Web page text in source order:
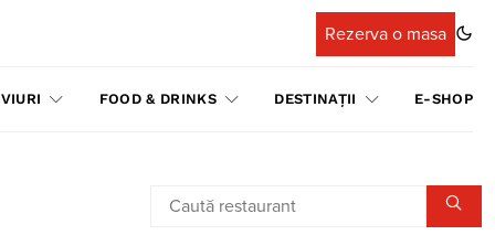
Rezerva o masa
FOOD & DRINKS DESTINAȚII E-SHOP